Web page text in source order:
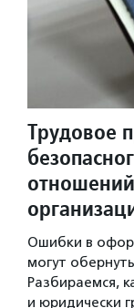
Трудовое
Ошибки в
могут
Разбираемся,
и юридически